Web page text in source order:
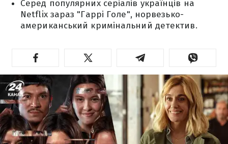
Серед популярних серіалів українців на
Netflix зараз "Гаррі Голе", норвезько-
американський кримінальний детектив.